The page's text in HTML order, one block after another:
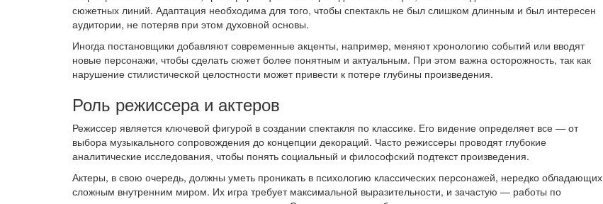
сюжетных линий. Адаптация необходима для того, чтобы спектакль не был слишком длинным и был интересен
аудитории, не потеряв при этом духовной основы.
Иногда постановщики добавляют современные акценты, например, меняют хронологию событий или вводят
новые персонажи, чтобы сделать сюжет более понятным и актуальным. При этом важна осторожность, так как
нарушение стилистической целостности может привести к потере глубины произведения.
Роль режиссера и актеров
Режиссер является ключевой фигурой в создании спектакля по классике. Его видение определяет все — от
выбора музыкального сопровождения до концепции декораций. Часто режиссеры проводят глубокие
аналитические исследования, чтобы понять социальный и философский подтекст произведения.
Актеры, в свою очередь, должны уметь проникать в психологию классических персонажей, нередко обладающих
сложным внутренним миром. Их игра требует максимальной выразительности, и зачастую — работы по